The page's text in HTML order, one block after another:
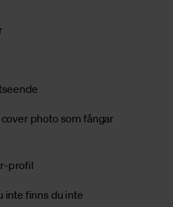
photo som fångar
profil
inte finns du inte